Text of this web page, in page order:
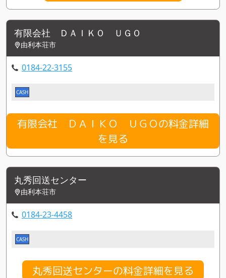
有限会社 ＤＡＩＫＯ ＵＧＯ
由利本荘市
0184-22-3155
CASH
有限会社 ＤＡＩＫＯ ＵＧＯの料金詳細
を見る
丸秀回送センター
由利本荘市
0184-23-4458
CASH
丸秀回送センターの料金詳細を見る